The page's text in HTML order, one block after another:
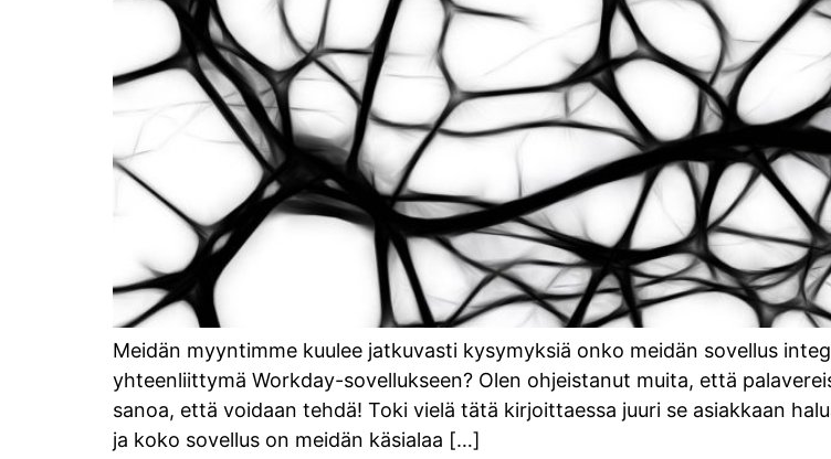
Meidän myyntimme kuulee jatkuvasti kysymyksiä onko meidän sovellus
yhteenliittymä Workday-sovellukseen? Olen ohjeistanut muita, että
sanoa, että voidaan tehdä! Toki vielä tätä kirjoittaessa juuri se asiakkaan
ja koko sovellus on meidän käsialaa […]